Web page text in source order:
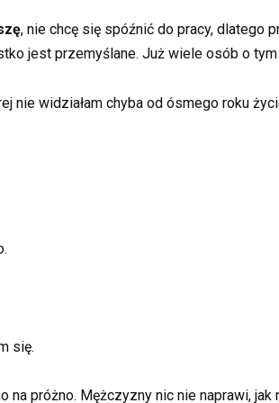
, nie chcę się spóźnić do pracy, dlatego
jest przemyślane. Już wiele osób o
nie widziałam chyba od ósmego roku
się.
próżno. Mężczyzny nic nie naprawi, jak